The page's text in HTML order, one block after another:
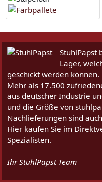
StuhlPapst
Lager,
geschickt werden können.
Mehr als 17.500
aus deutscher Industrie
und die Größe von
Nachlieferungen sind
Hier kaufen Sie im
Spezialisten.
Ihr StuhlPapst Team